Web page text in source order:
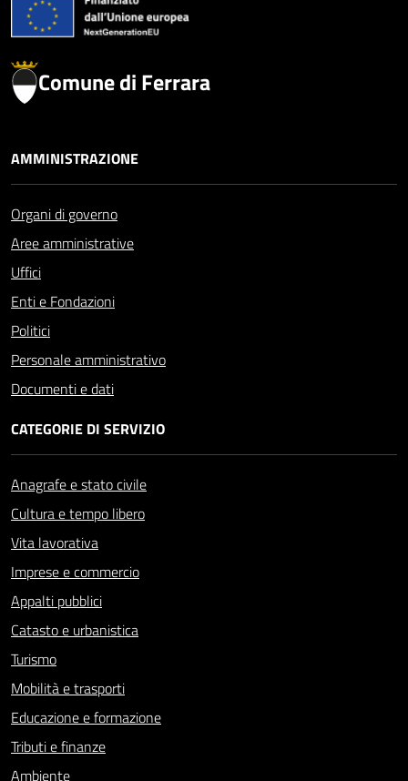
Comune di Ferrara
AMMINISTRAZIONE
Organi di governo
Aree amministrative
Uffici
Enti e Fondazioni
Politici
Personale amministrativo
Documenti e dati
CATEGORIE DI SERVIZIO
Anagrafe e stato civile
Cultura e tempo libero
Vita lavorativa
Imprese e commercio
Appalti pubblici
Catasto e urbanistica
Turismo
Mobilità e trasporti
Educazione e formazione
Tributi e finanze
Ambiente